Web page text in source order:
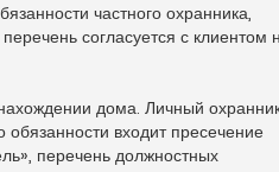
частного охранника,
согласуется с клиентом
дома. Личный
входит пресечение
перечень должностных